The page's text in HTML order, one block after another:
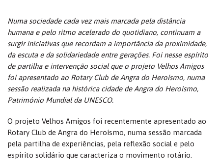
Numa sociedade cada vez mais marcada pela distância
humana e pelo ritmo acelerado do quotidiano, continuam a
surgir iniciativas que recordam a importância da proximidade,
da escuta e da solidariedade entre gerações. Foi nesse espírito
de partilha e intervenção social que o projeto Velhos Amigos
foi apresentado ao Rotary Club de Angra do Heroísmo, numa
sessão realizada na histórica cidade de Angra do Heroísmo,
Património Mundial da UNESCO.
O projeto Velhos Amigos foi recentemente apresentado ao
Rotary Club de Angra do Heroísmo, numa sessão marcada
pela partilha de experiências, pela reflexão social e pelo
espírito solidário que caracteriza o movimento rotário.